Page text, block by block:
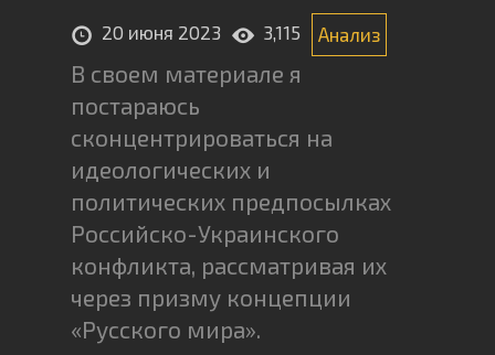
20 июня 2023 3,115 Анализ
В своем материале я
постараюсь
сконцентрироваться на
идеологических и
политических предпосылках
Российско-Украинского
конфликта, рассматривая их
через призму концепции
«Русского мира».